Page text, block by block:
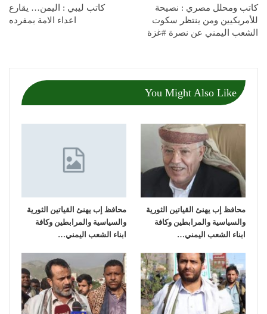
كاتب ومحلل مصري : ‏نصيحة
للأمريكيين ومن ينتظر سكوت
الشعب اليمني عن نصرة ‎#غزة
كاتب ليبي : اليمن… يقارع
اعداء الامة بمفرده
You Might Also Like
محافظ إب يهنئ القياتين الثورية
والسياسية والمرابطين وكافة
ابناء الشعب اليمني…
محافظ إب يهنئ القياتين الثورية
والسياسية والمرابطين وكافة
ابناء الشعب اليمني…